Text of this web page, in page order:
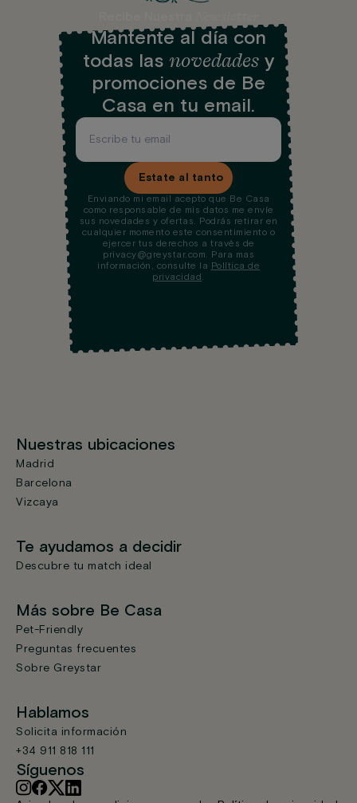
Mantente al día con
todas las novedades y
promociones de Be
Casa en tu email.
Estate al tanto
Enviando mi email acepto que Be Casa
como responsable de mis datos me envíe
sus novedades y ofertas. Podrás retirar en
cualquier momento este consentimiento o
ejercer tus derechos a través de
privacy@greystar.com. Para mas
información, consulte la Política de
privacidad.
Nuestras ubicaciones
Madrid
Barcelona
Vizcaya
Te ayudamos a decidir
Descubre tu match ideal
Más sobre Be Casa
Pet-Friendly
Preguntas frecuentes
Sobre Greystar
Hablamos
Solicita información
+34 911 818 111
Síguenos